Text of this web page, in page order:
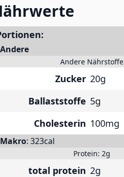
Andere
Andere Nährstoffe
Zucker 20g
Ballaststoffe 5g
Cholesterin 100mg
Makro: 323cal
Protein: 2g
total protein 2g